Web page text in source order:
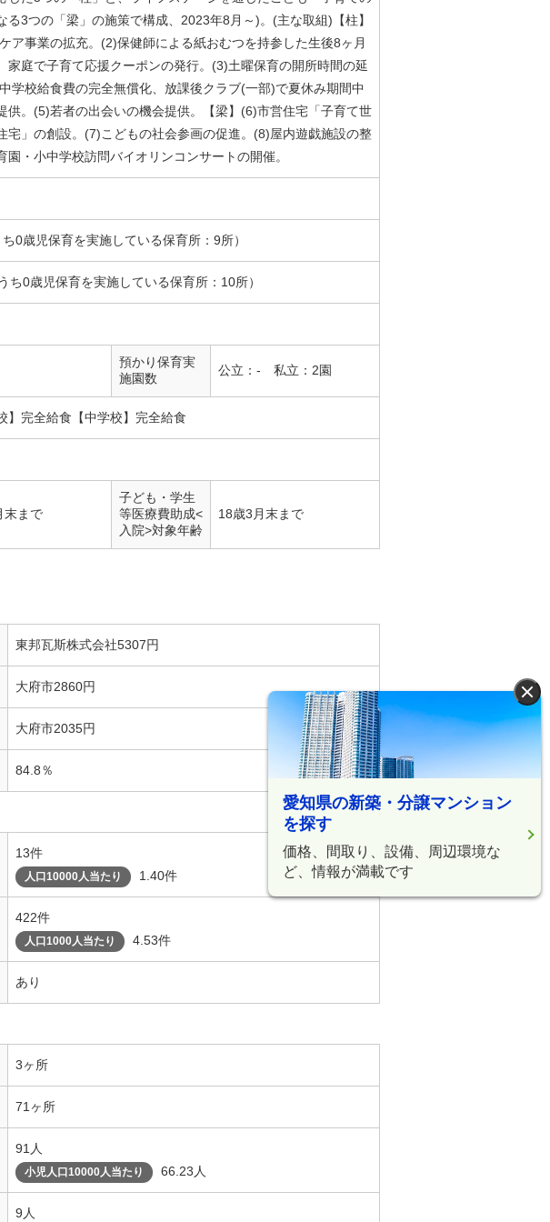
×
愛知県の新築・分譲マンション
を探す
価格、間取り、設備、周辺環境な
ど、情報が満載です
る3つの「梁」の施策で構成、2023年8月～)。(主な取組)【柱】
ア事業の拡充。(2)保健師による紙おむつを持参した生後8ヶ月
家庭で子育て応援クーポンの発行。(3)土曜保育の開所時間の延
学校給食費の完全無償化、放課後クラブ(一部)で夏休み期間中
供。(5)若者の出会いの機会提供。【梁】(6)市営住宅「子育て世
宅」の創設。(7)こどもの社会参画の促進。(8)屋内遊戯施設の整
園・小中学校訪問バイオリンコンサートの開催。
0歳児保育を実施している保育所：9所）
ち0歳児保育を実施している保育所：10所）
預かり保育実
施園数
公立：- 私立：2園
】完全給食【中学校】完全給食
末まで
子ども・学生
等医療費助成<
入院>対象年齢
18歳3月末まで
東邦瓦斯株式会社5307円
大府市2860円
大府市2035円
84.8％
13件
人口10000人当たり 1.40件
422件
人口1000人当たり 4.53件
あり
3ヶ所
71ヶ所
91人
小児人口10000人当たり 66.23人
9人